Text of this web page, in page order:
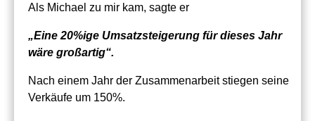
Als Michael zu mir kam, sagte er
„Eine 20%ige Umsatzsteigerung für dieses Jahr
wäre großartig“.
Nach einem Jahr der Zusammenarbeit stiegen seine
Verkäufe um 150%.